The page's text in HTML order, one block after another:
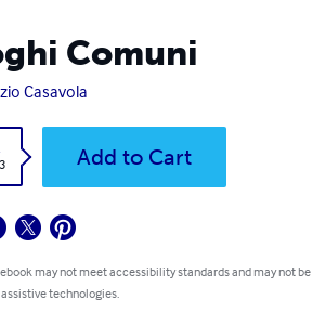
Comuni
Casavola
Add to Cart
may not meet accessibility standards and may not
technologies.